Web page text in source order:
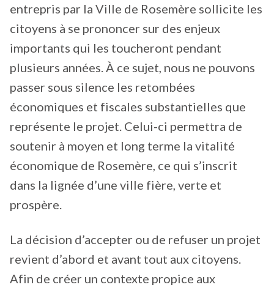
entrepris par la Ville de Rosemère sollicite les
citoyens à se prononcer sur des enjeux
importants qui les toucheront pendant
plusieurs années. À ce sujet, nous ne pouvons
passer sous silence les retombées
économiques et fiscales substantielles que
représente le projet. Celui-ci permettra de
soutenir à moyen et long terme la vitalité
économique de Rosemère, ce qui s’inscrit
dans la lignée d’une ville fière, verte et
prospère.
La décision d’accepter ou de refuser un projet
revient d’abord et avant tout aux citoyens.
Afin de créer un contexte propice aux